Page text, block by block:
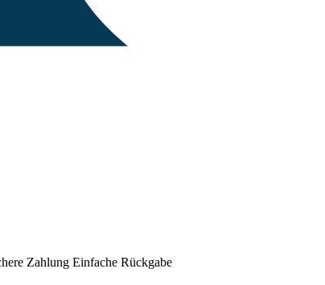
Zahlung Einfache Rückgabe